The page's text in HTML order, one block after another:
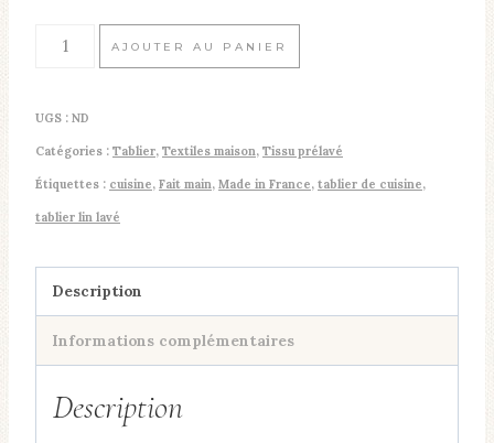
quantité
AJOUTER AU PANIER
UGS : ND
Catégories : Tablier, Textiles maison, Tissu prélavé
Étiquettes : cuisine, Fait main, Made in France, tablier de cuisine,
tablier lin lavé
Description
Informations complémentaires
Description